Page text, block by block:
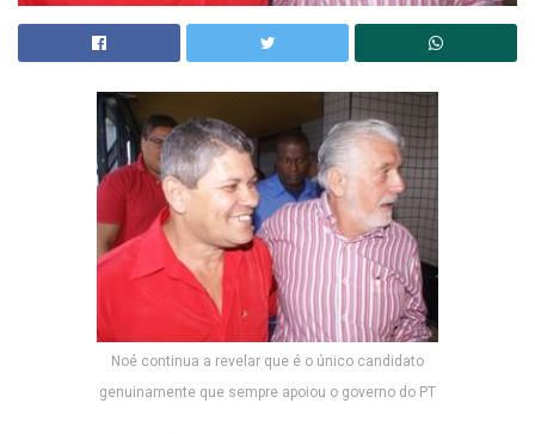
Noé continua a revelar que é o único candidato
genuinamente que sempre apoiou o governo do PT